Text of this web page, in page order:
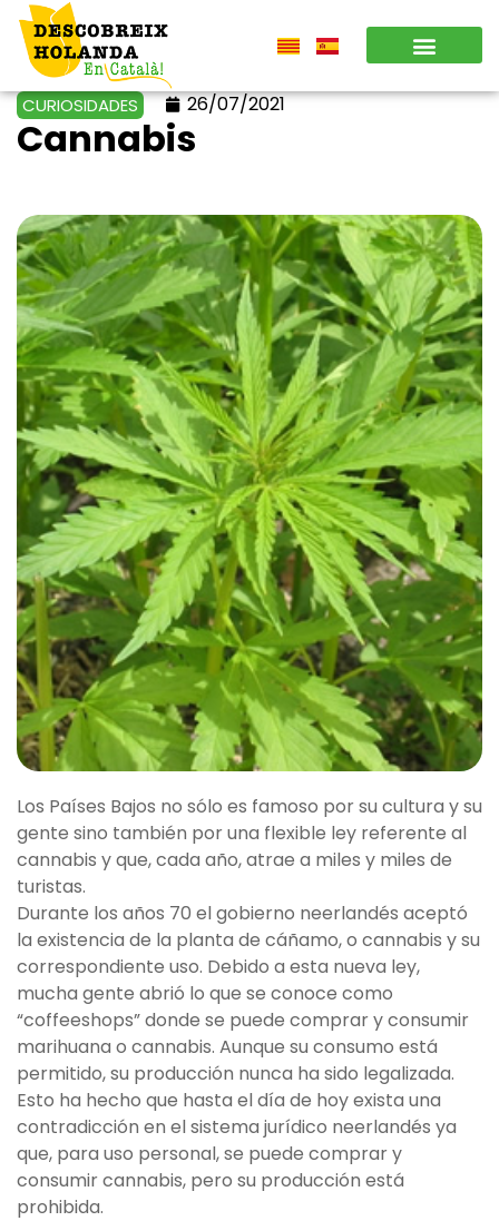
CURIOSIDADES 26/07/2021
Cannabis
Los Países Bajos no sólo es famoso por su cultura y su
gente sino también por una flexible ley referente al
cannabis y que, cada año, atrae a miles y miles de
turistas.
Durante los años 70 el gobierno neerlandés aceptó
la existencia de la planta de cáñamo, o cannabis y su
correspondiente uso. Debido a esta nueva ley,
mucha gente abrió lo que se conoce como
“coffeeshops” donde se puede comprar y consumir
marihuana o cannabis. Aunque su consumo está
permitido, su producción nunca ha sido legalizada.
Esto ha hecho que hasta el día de hoy exista una
contradicción en el sistema jurídico neerlandés ya
que, para uso personal, se puede comprar y
consumir cannabis, pero su producción está
prohibida.